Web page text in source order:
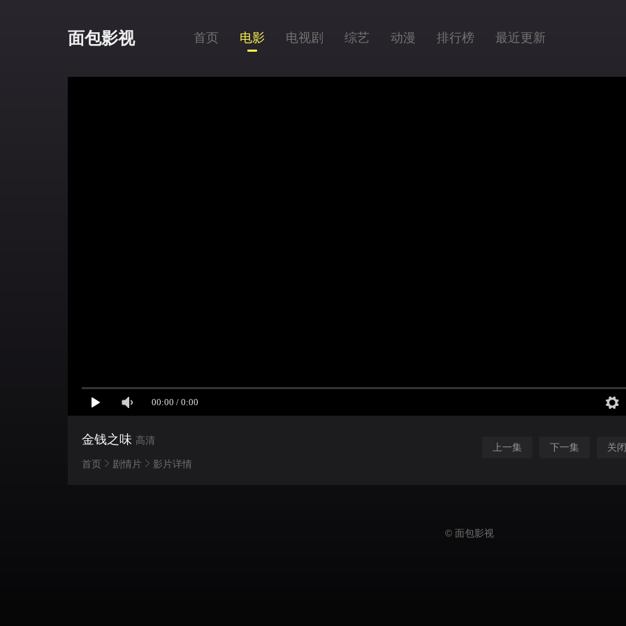
面包影视 首页 电影 电视剧 综艺 动漫 排行榜 最近更新
上一集 下一集 关
金钱之味 高清
首页 剧情片 影片详情
© 面包影视